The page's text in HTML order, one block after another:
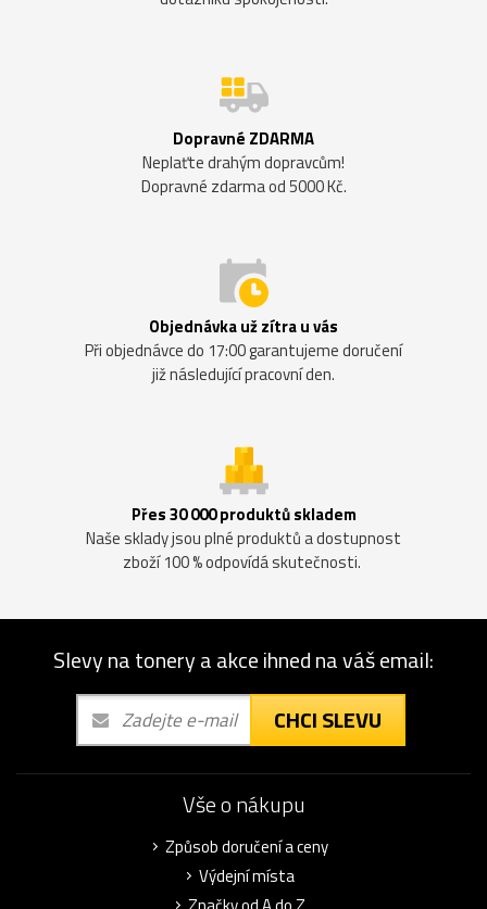
Dopravné ZDARMA
Neplaťte drahým dopravcům!
Dopravné zdarma od 5000 Kč.
Objednávka už zítra u vás
Při objednávce do 17:00 garantujeme doručení
již následující pracovní den.
Přes 30 000 produktů skladem
Naše sklady jsou plné produktů a dostupnost
zboží 100 % odpovídá skutečnosti.
Slevy na tonery a akce ihned na váš email:
CHCI SLEVU
Vše o nákupu
Způsob doručení a ceny
Výdejní místa